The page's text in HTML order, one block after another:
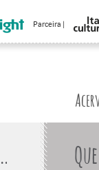
Parceira |